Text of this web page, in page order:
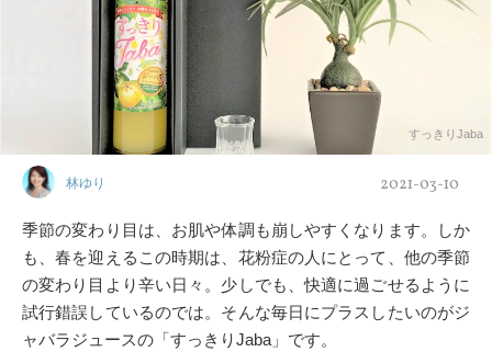
すっきりJaba
林ゆり 2021-03-10
季節の変わり目は、お肌や体調も崩しやすくなります。しか
も、春を迎えるこの時期は、花粉症の人にとって、他の季節
の変わり目より辛い日々。少しでも、快適に過ごせるように
試行錯誤しているのでは。そんな毎日にプラスしたいのがジ
ャバラジュースの「すっきりJaba」です。